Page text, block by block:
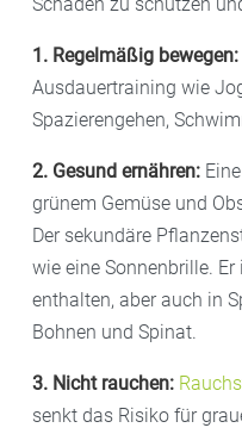
1. Regelmäßig bewegen:
Ausdauertraining wie
Spazierengehen,
2. Gesund ernähren:
grünem Gemüse und
Der sekundäre
wie eine Sonnenbrille.
enthalten, aber auch in
Bohnen und Spinat.
3. Nicht rauchen:
senkt das Risiko für